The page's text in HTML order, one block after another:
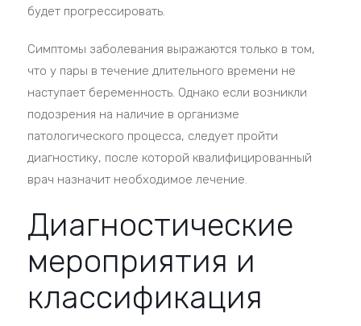
будет прогрессировать.
Симптомы заболевания выражаются только в том,
что у пары в течение длительного времени не
наступает беременность. Однако если возникли
подозрения на наличие в организме
патологического процесса, следует пройти
диагностику, после которой квалифицированный
врач назначит необходимое лечение.
Диагностические
мероприятия и
классификация